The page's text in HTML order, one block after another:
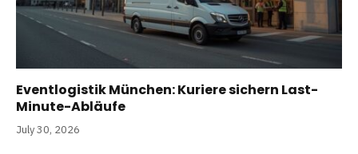
Eventlogistik München: Kuriere sichern Last-
Minute-Abläufe
July 30, 2026